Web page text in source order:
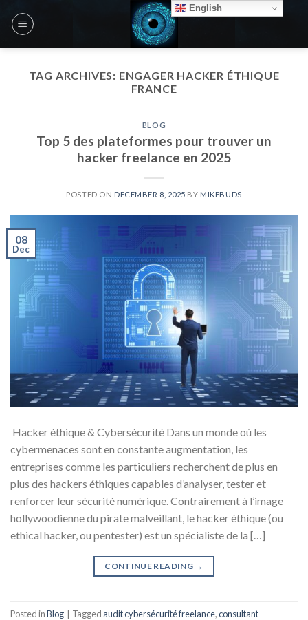
TAG ARCHIVES: ENGAGER HACKER ÉTHIQUE
FRANCE
BLOG
Top 5 des plateformes pour trouver un
hacker freelance en 2025
POSTED ON DECEMBER 8, 2025 BY MIKEBUDS
08
Dec
Hacker éthique & Cybersécurité Dans un monde où les
cybermenaces sont en constante augmentation, les
entreprises comme les particuliers recherchent de plus en
plus des hackers éthiques capables d’analyser, tester et
renforcer leur sécurité numérique. Contrairement à l’image
hollywoodienne du pirate malveillant, le hacker éthique (ou
ethical hacker, ou pentester) est un spécialiste de la […]
CONTINUE READING →
Posted inBlog Tagged audit cybersécurité freelance,consultant
English